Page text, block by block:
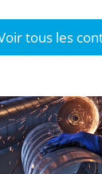
tous les